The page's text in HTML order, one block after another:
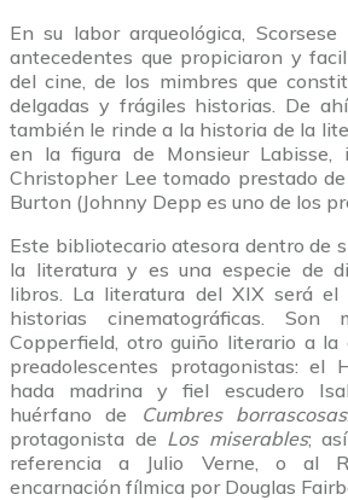
En su labor arqueológica,
antecedentes que propiciaron y
del cine, de los mimbres que
delgadas y frágiles historias. De
también le rinde a la historia de la
en la figura de Monsieur Labisse,
Christopher Lee tomado prestado
Burton (Johnny Depp es uno de los
Este bibliotecario atesora dentro de
la literatura y es una especie de
libros. La literatura del XIX será el
historias cinematográficas. Son
Copperfield, otro guiño literario a la
preadolescentes protagonistas: el
hada madrina y fiel escudero
huérfano de
Cumbres borrascosas
protagonista de Los miserables;
referencia a Julio Verne, o al
encarnación fílmica por Douglas